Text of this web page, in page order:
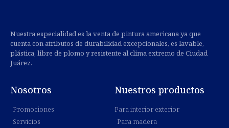
Nuestra especialidad es la venta de pintura americana ya que
cuenta con atributos de durabilidad excepcionales, es lavable,
plástica, libre de plomo y resistente al clima extremo de Ciudad
Juárez.
Nosotros
Promociones
Servicios
Nuestros productos
Para interior exterior
Para madera